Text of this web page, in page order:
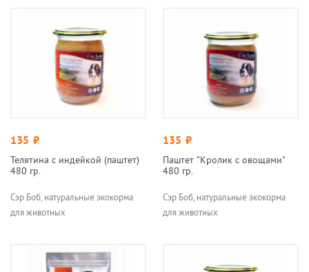
135 руб.
Телятина с индейкой (паштет)
480 гр.
Сэр Боб, натуральные экокорма
для животных
135 руб.
Паштет "Кролик с овощами"
480 гр.
Сэр Боб, натуральные экокорма
для животных